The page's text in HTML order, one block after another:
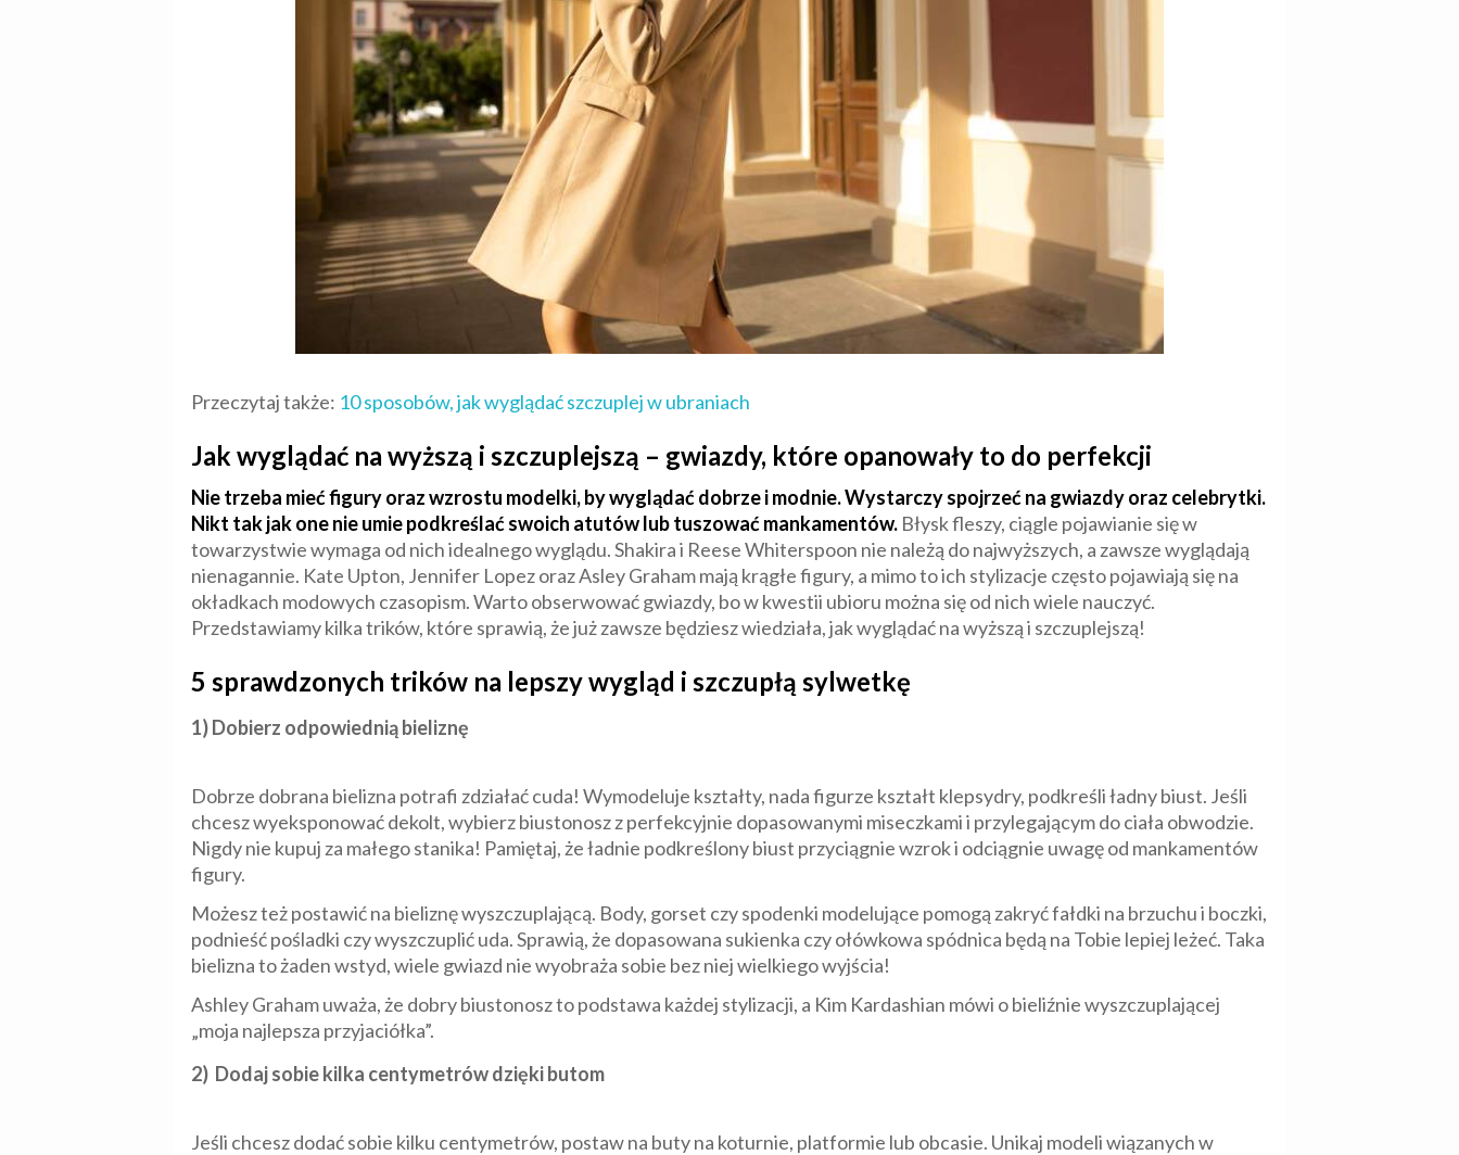
Przeczytaj także: 10 sposobów, jak wyglądać szczuplej w ubraniach
Jak wyglądać na wyższą i szczuplejszą – gwiazdy, które opanowały to do perfekcji
Nie trzeba mieć figury oraz wzrostu modelki, by wyglądać dobrze i modnie. Wystarczy spojrzeć na gwiazdy oraz celebrytki.
Nikt tak jak one nie umie podkreślać swoich atutów lub tuszować mankamentów. Błysk fleszy, ciągle pojawianie się w
towarzystwie wymaga od nich idealnego wyglądu. Shakira i Reese Whiterspoon nie należą do najwyższych, a zawsze wyglądają
nienagannie. Kate Upton, Jennifer Lopez oraz Asley Graham mają krągłe figury, a mimo to ich stylizacje często pojawiają się na
okładkach modowych czasopism. Warto obserwować gwiazdy, bo w kwestii ubioru można się od nich wiele nauczyć.
Przedstawiamy kilka trików, które sprawią, że już zawsze będziesz wiedziała, jak wyglądać na wyższą i szczuplejszą!
5 sprawdzonych trików na lepszy wygląd i szczupłą sylwetkę
1) Dobierz odpowiednią bieliznę
Dobrze dobrana bielizna potrafi zdziałać cuda! Wymodeluje kształty, nada figurze kształt klepsydry, podkreśli ładny biust. Jeśli
chcesz wyeksponować dekolt, wybierz biustonosz z perfekcyjnie dopasowanymi miseczkami i przylegającym do ciała obwodzie.
Nigdy nie kupuj za małego stanika! Pamiętaj, że ładnie podkreślony biust przyciągnie wzrok i odciągnie uwagę od mankamentów
figury.
Możesz też postawić na bieliznę wyszczuplającą. Body, gorset czy spodenki modelujące pomogą zakryć fałdki na brzuchu i boczki,
podnieść pośladki czy wyszczuplić uda. Sprawią, że dopasowana sukienka czy ołówkowa spódnica będą na Tobie lepiej leżeć. Taka
bielizna to żaden wstyd, wiele gwiazd nie wyobraża sobie bez niej wielkiego wyjścia!
Ashley Graham uważa, że dobry biustonosz to podstawa każdej stylizacji, a Kim Kardashian mówi o bieliźnie wyszczuplającej
„moja najlepsza przyjaciółka”.
2) Dodaj sobie kilka centymetrów dzięki butom
Jeśli chcesz dodać sobie kilku centymetrów, postaw na buty na koturnie, platformie lub obcasie. Unikaj modeli wiązanych w